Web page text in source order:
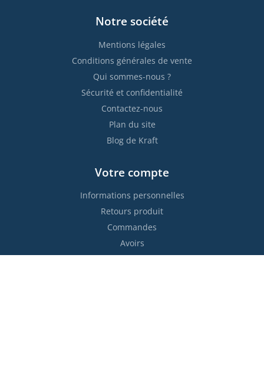
Notre société
Mentions légales
Conditions générales de vente
Qui sommes-nous ?
Sécurité et confidentialité
Contactez-nous
Plan du site
Blog de Kraft
Votre compte
Informations personnelles
Retours produit
Commandes
Avoirs